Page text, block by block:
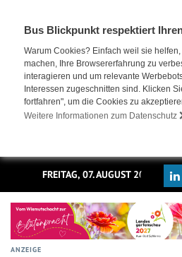
Bus Blickpunkt respektiert
Warum Cookies? Einfach weil sie
machen, Ihre Browsererfahrung zu
interagieren und um relevante
Interessen zugeschnitten sind. Klicken
fortfahren", um die Cookies zu
Weitere Informationen zum Datenschutz
FREITAG, 07. AUGUST 2026
ANZEIGE